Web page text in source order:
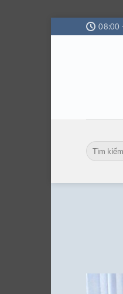
qua
08:00
Tìm
kiếm: